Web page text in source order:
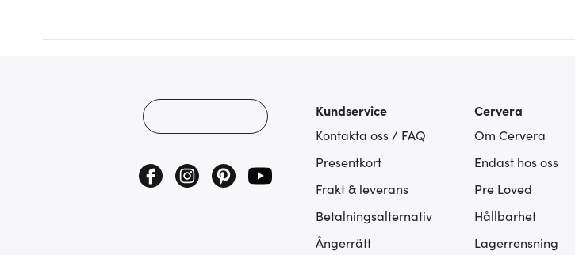
Kundservice
Kontakta oss / FAQ
Presentkort
Frakt & leverans
Betalningsalternativ
Ångerrätt
Cervera
Om Cervera
Endast hos oss
Pre Loved
Hållbarhet
Lagerrensning